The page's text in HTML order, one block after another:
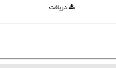
دریافت